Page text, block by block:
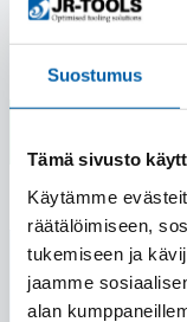
Suostumus
Tämä sivusto
Käytämme
räätälöimiseen,
tukemiseen ja
jaamme
alan